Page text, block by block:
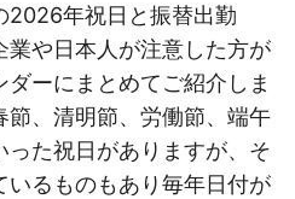
2026年祝日と振替出勤
業や日本人が注意した方が
ーにまとめてご紹介しま
、清明節、労働節、端午
た祝日がありますが、そ
るものもあり毎年日付が